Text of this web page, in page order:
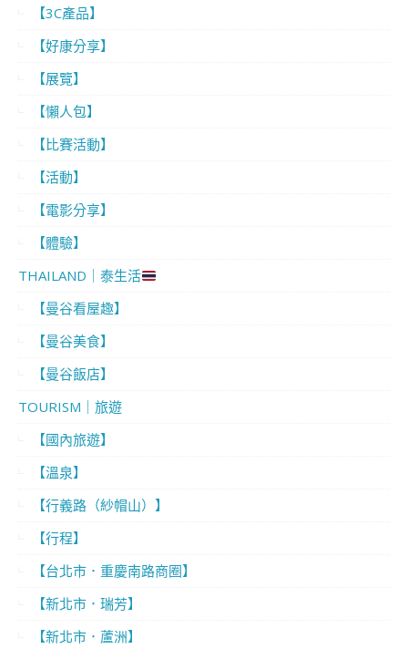
【3C產品】
【好康分享】
【展覽】
【懶人包】
【比賽活動】
【活動】
【電影分享】
【體驗】
THAILAND｜泰生活
【曼谷看屋趣】
【曼谷美食】
【曼谷飯店】
TOURISM｜旅遊
【國內旅遊】
【溫泉】
【行義路（紗帽山）】
【行程】
【台北市．重慶南路商圈】
【新北市．瑞芳】
【新北市．蘆洲】